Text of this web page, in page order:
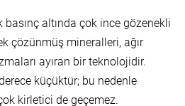
altında çok ince gözenekli
çözünmüş mineralleri, ağır
ayıran bir teknolojidir.
küçüktür; bu nedenle
kirletici de geçemez.